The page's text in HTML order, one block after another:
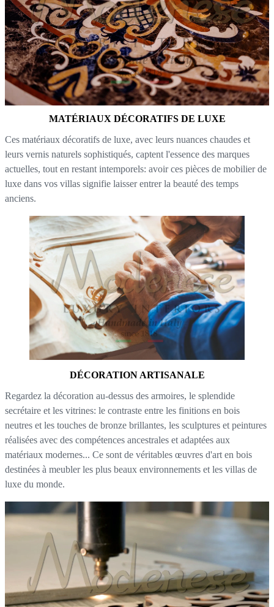
MATÉRIAUX DÉCORATIFS DE LUXE
Ces matériaux décoratifs de luxe, avec leurs nuances chaudes et
leurs vernis naturels sophistiqués, captent l'essence des marques
actuelles, tout en restant intemporels: avoir ces pièces de mobilier de
luxe dans vos villas signifie laisser entrer la beauté des temps
anciens.
DÉCORATION ARTISANALE
Regardez la décoration au-dessus des armoires, le splendide
secrétaire et les vitrines: le contraste entre les finitions en bois
neutres et les touches de bronze brillantes, les sculptures et peintures
réalisées avec des compétences ancestrales et adaptées aux
matériaux modernes... Ce sont de véritables œuvres d'art en bois
destinées à meubler les plus beaux environnements et les villas de
luxe du monde.